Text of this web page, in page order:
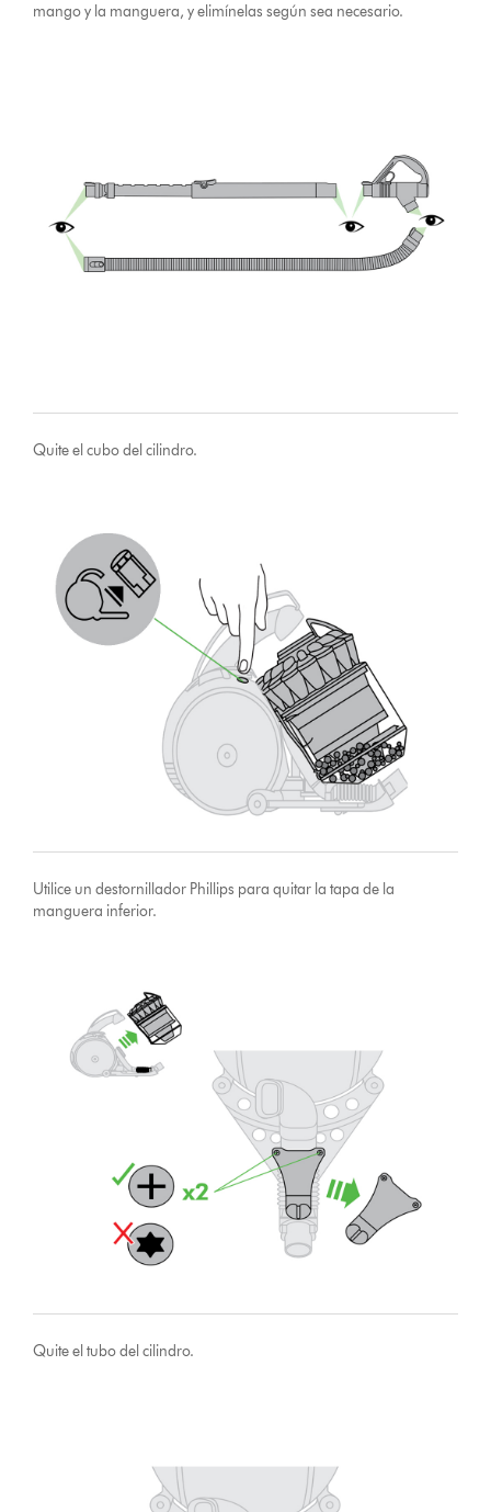
mango y la manguera, y elimínelas según sea necesario.
Quite el cubo del cilindro.
Utilice un destornillador Phillips para quitar la tapa de la
manguera inferior.
Quite el tubo del cilindro.